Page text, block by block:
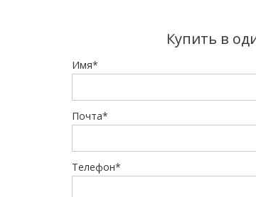
Купить в
Имя*
Почта*
Телефон*